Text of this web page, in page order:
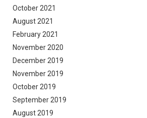
October 2021
August 2021
February 2021
November 2020
December 2019
November 2019
October 2019
September 2019
August 2019